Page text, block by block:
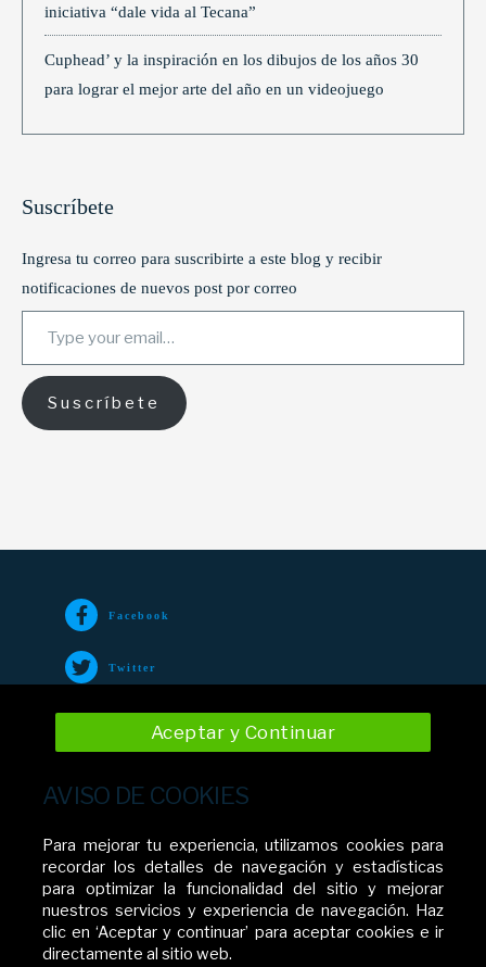
iniciativa “dale vida al Tecana”
Cuphead’ y la inspiración en los dibujos de los años 30
para lograr el mejor arte del año en un videojuego
Suscríbete
Ingresa tu correo para suscribirte a este blog y recibir
notificaciones de nuevos post por correo
Type your email…
Suscríbete
Facebook
Twitter
Movistar El Salvador
AVISO DE COOKIES
Para mejorar tu experiencia, utilizamos cookies para
recordar los detalles de navegación y estadísticas
para optimizar la funcionalidad del sitio y mejorar
nuestros servicios y experiencia de navegación. Haz
clic en ‘Aceptar y continuar’ para aceptar cookies e ir
directamente al sitio web.
Aceptar y Continuar